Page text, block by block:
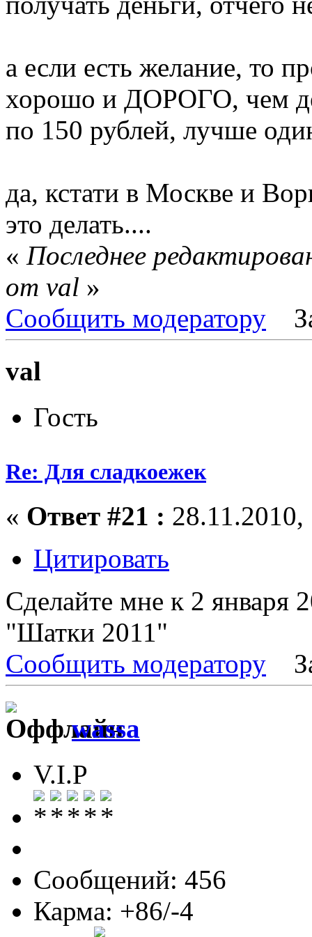
а если есть желание, то
хорошо и ДОРОГО, чем
по 150 рублей, лучше
да, кстати в Москве и
это делать....
« Последнее
от val »
Сообщить модератору
val
Гость
Re: Для сладкоежек
« Ответ #21 :
Цитировать
Сделайте мне к 2 января
"Шатки 2011"
Сообщить модератору
wassa
V.I.P
Сообщений: 456
Карма: +86/-4